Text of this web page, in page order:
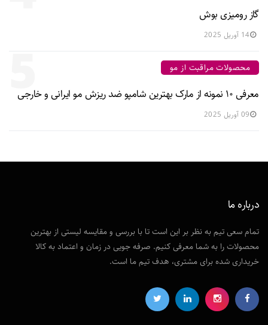
گاز رومیزی بوش
14 آوریل 2025
5 محصولات مراقبت از مو
معرفی ۱۰ نمونه از مارک بهترین شامپو ضد ریزش مو ایرانی و خارجی
09 آوریل 2025
درباره ما
تمام سعی تیم به نظر بر این است تا با بررسی و مقایسه لیستی از بهترین
محصولات را به شما معرفی کنیم. صرفه جویی در زمان و اعتماد به کالا
خریداری شده برای مشتری، هدف تیم ما است.